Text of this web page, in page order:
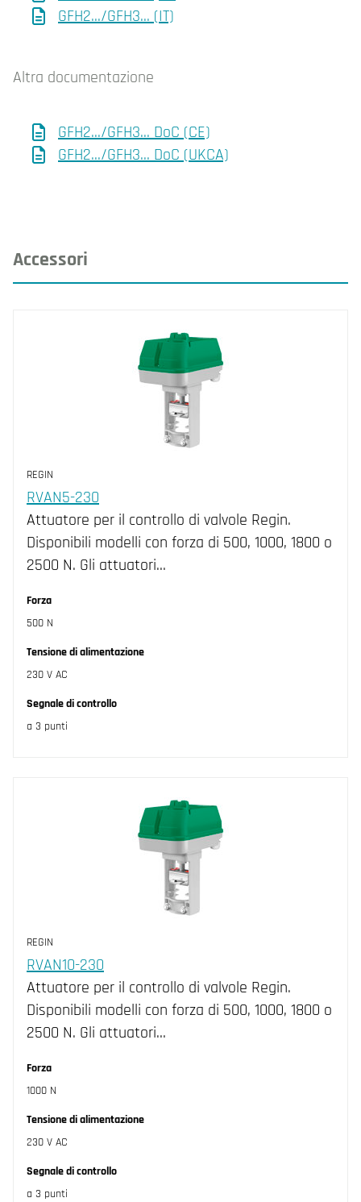
GFH2.../GFH3... (IT)
Altra documentazione
GFH2.../GFH3... DoC (CE)
GFH2.../GFH3... DoC (UKCA)
Accessori
REGIN
RVAN5-230
Attuatore per il controllo di valvole Regin.
Disponibili modelli con forza di 500, 1000, 1800 o
2500 N. Gli attuatori…
Forza
500 N
Tensione di alimentazione
230 V AC
Segnale di controllo
a 3 punti
REGIN
RVAN10-230
Attuatore per il controllo di valvole Regin.
Disponibili modelli con forza di 500, 1000, 1800 o
2500 N. Gli attuatori…
Forza
1000 N
Tensione di alimentazione
230 V AC
Segnale di controllo
a 3 punti